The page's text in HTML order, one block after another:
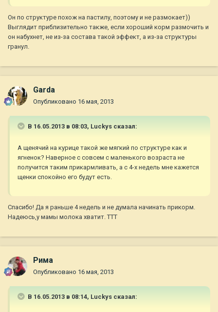
Он по структуре похож на пастилу, поэтому и не размокает))
Выглядит приблизительно также, если хороший корм размочить и
он набухнет, не из-за состава такой эффект, а из-за структуры
гранул.
Garda
Опубликовано 16 мая, 2013
В 16.05.2013 в 08:03, Luckys сказал:
А щенячий на курице такой же мягкий по структуре как и
ягненок? Наверное с совсем с маленького возраста не
получится таким прикармливать, а с 4-х недель мне кажется
щенки спокойно его будут есть.
Спасибо! Да я раньше 4 недель и не думала начинать прикорм.
Надеюсь,у мамы молока хватит. ТТТ
Рима
Опубликовано 16 мая, 2013
В 16.05.2013 в 08:14, Luckys сказал: